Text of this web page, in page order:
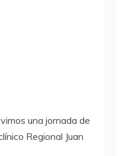
una jornada de
Regional Juan